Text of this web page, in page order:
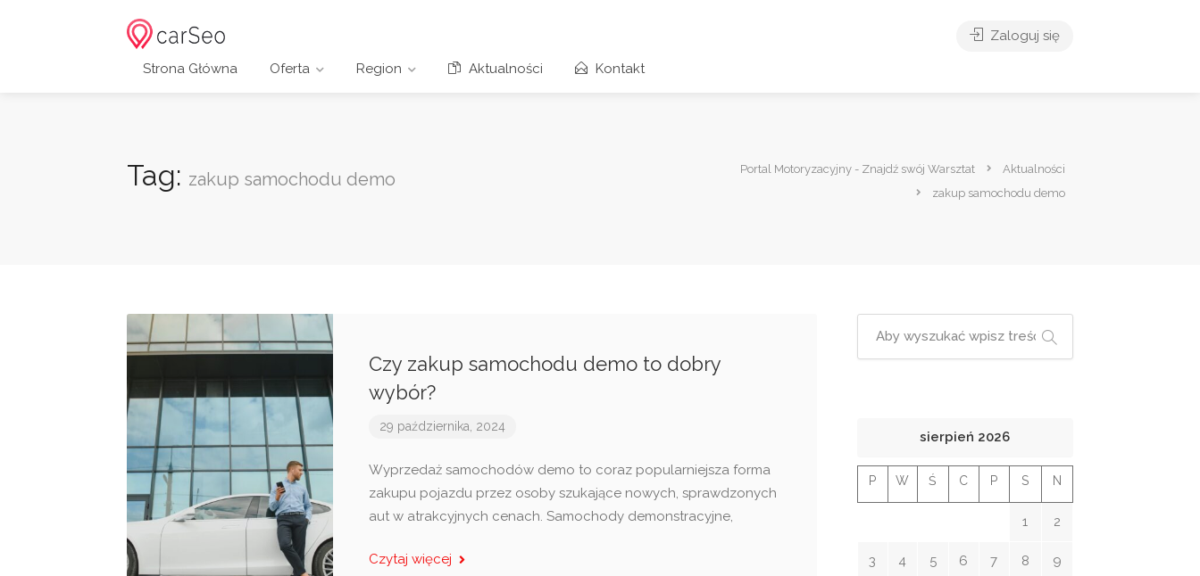
Strona Główna Oferta Region Aktualności Kontakt
Zaloguj się
Tag: zakup samochodu demo Portal Motoryzacyjny - Znajdź swój Warsztat
Aktualności
zakup samochodu demo
Czy zakup samochodu demo to dobry
wybór?
29 października, 2024
Wyprzedaż samochodów demo to coraz popularniejsza forma
zakupu pojazdu przez osoby szukające nowych, sprawdzonych
aut w atrakcyjnych cenach. Samochody demonstracyjne,
Czytaj więcej
sierpień 2026
P W Ś C P S N
1 2
3 4 5 6 7 8 9